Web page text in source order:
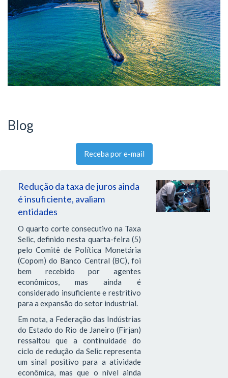
Blog
Receba por e-mail
Redução da taxa de juros ainda
é insuficiente, avaliam
entidades
O quarto corte consecutivo na Taxa
Selic, definido nesta quarta-feira (5)
pelo Comitê de Política Monetária
(Copom) do Banco Central (BC), foi
bem recebido por agentes
econômicos, mas ainda é
considerado insuficiente e restritivo
para a expansão do setor industrial.
Em nota, a Federação das Indústrias
do Estado do Rio de Janeiro (Firjan)
ressaltou que a continuidade do
ciclo de redução da Selic representa
um sinal positivo para a atividade
econômica, mas que o nível ainda